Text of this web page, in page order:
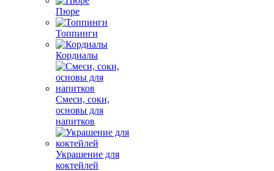
Пюре
Топпинги
Кордиалы
Смеси, соки,
основы для
напитков
Украшение для
коктейлей